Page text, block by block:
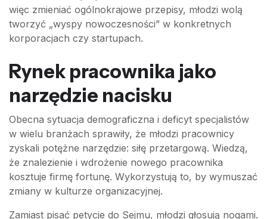
więc zmieniać ogólnokrajowe przepisy, młodzi wolą
tworzyć „wyspy nowoczesności” w konkretnych
korporacjach czy startupach.
Rynek pracownika jako
narzędzie nacisku
Obecna sytuacja demograficzna i deficyt specjalistów
w wielu branżach sprawiły, że młodzi pracownicy
zyskali potężne narzędzie: siłę przetargową. Wiedzą,
że znalezienie i wdrożenie nowego pracownika
kosztuje firmę fortunę. Wykorzystują to, by wymuszać
zmiany w kulturze organizacyjnej.
Zamiast pisać petycje do Sejmu, młodzi głosują nogami.